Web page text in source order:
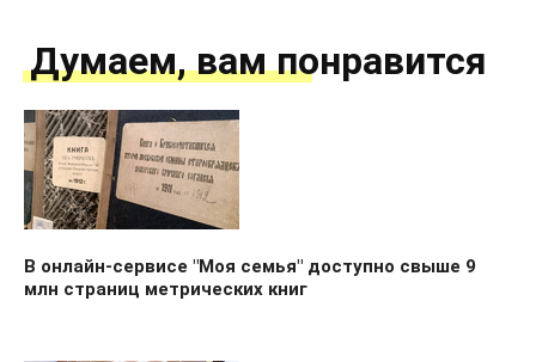
Думаем, вам понравится
В онлайн-сервисе "Моя семья" доступно свыше 9
млн страниц метрических книг